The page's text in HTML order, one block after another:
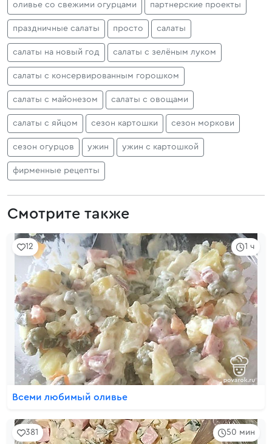
оливье со свежими огурцами партнерские проекты
праздничные салаты просто салаты
салаты на новый год салаты с зелёным луком
салаты с консервированным горошком
салаты с майонезом салаты с овощами
салаты с яйцом сезон картошки сезон моркови
сезон огурцов ужин ужин с картошкой
фирменные рецепты
Смотрите также
1 ч
12
Всеми любимый оливье
50 мин
381